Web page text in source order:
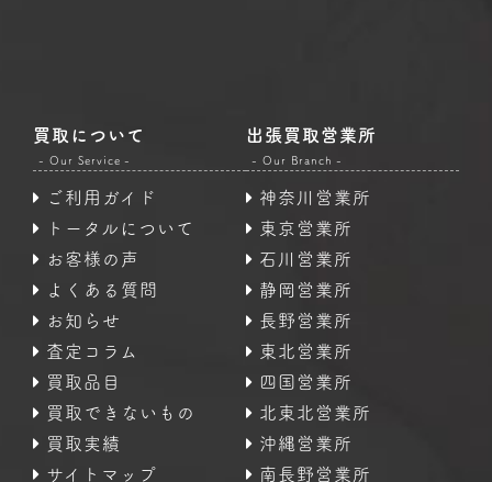
買取について
- Our Service -
ご利用ガイド
トータルについて
お客様の声
よくある質問
お知らせ
査定コラム
買取品目
買取できないもの
買取実績
サイトマップ
出張買取営業所
- Our Branch -
神奈川営業所
東京営業所
石川営業所
静岡営業所
長野営業所
東北営業所
四国営業所
北東北営業所
沖縄営業所
南長野営業所